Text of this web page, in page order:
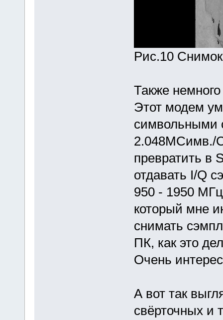
Рис.10
Также
Этот модем
символьными
2.048МСимв./
превратить в
отдавать I/Q
950 - 1950
который мне
снимать
ПК, как это
Очень
А вот так
свёрточных и